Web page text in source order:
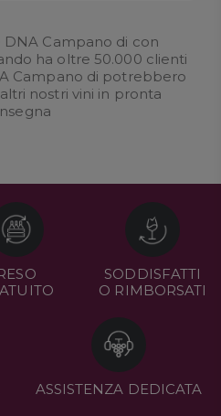
DNA Campano di con
ha oltre 50.000 clienti
Campano di potrebbero
nostri vini in pronta
SODDISFATTI
O RIMBORSATI
ASSISTENZA DEDICATA